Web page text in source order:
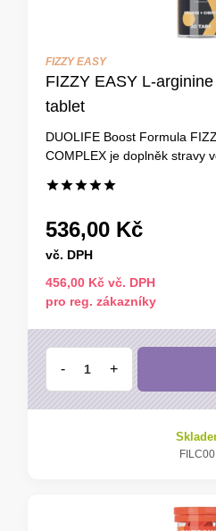
FIZZY EASY
FIZZY EASY L-
tablet
DUOLIFE Boost Formula
COMPLEX je doplněk stravy
536,00 Kč
vč. DPH
456,00 Kč vč. DPH
pro reg. zákazníky
- +